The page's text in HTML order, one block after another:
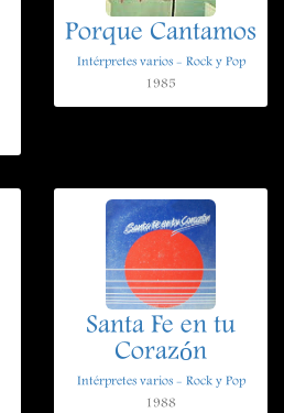
Porque Cantamos
Intérpretes varios - Rock y Pop
1985
Santa Fe en tu
Corazón
Intérpretes varios - Rock y Pop
1988